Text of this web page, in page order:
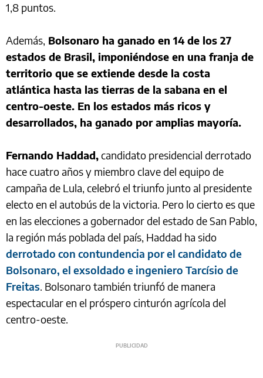
1,8 puntos.
Además, Bolsonaro ha ganado en 14 de los 27
estados de Brasil, imponiéndose en una franja de
territorio que se extiende desde la costa
atlántica hasta las tierras de la sabana en el
centro-oeste. En los estados más ricos y
desarrollados, ha ganado por amplias mayoría.
Fernando Haddad,candidato presidencial derrotado
hace cuatro años y miembro clave del equipo de
campaña de Lula, celebró el triunfo junto al presidente
electo en el autobús de la victoria. Pero lo cierto es que
en las elecciones a gobernador del estado de San Pablo,
la región más poblada del país, Haddad ha sido
derrotado con contundencia por el candidato de
Bolsonaro, el exsoldado e ingeniero Tarcísio de
Freitas. Bolsonaro también triunfó de manera
espectacular en el próspero cinturón agrícola del
centro-oeste.